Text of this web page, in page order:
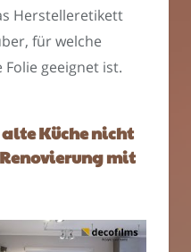
Herstelleretikett
für welche
geeignet ist.
alte Küche nicht
mit